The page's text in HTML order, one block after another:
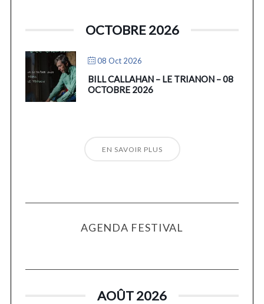
OCTOBRE 2026
08 Oct 2026
BILL CALLAHAN – LE TRIANON – 08
OCTOBRE 2026
EN SAVOIR PLUS
AGENDA FESTIVAL
AOÛT 2026